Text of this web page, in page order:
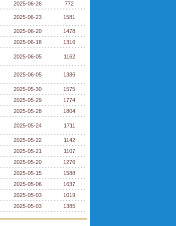
2025-06-26 772
2025-06-23 1581
2025-06-20
1478
2025-06-18 1316
2025-06-05 1162
2025-06-05 1386
2025-05-30
1575
2025-05-29
1774
2025-05-28 1804
2025-05-24 1711
2025-05-22
1142
2025-05-21
1107
2025-05-20
1276
2025-05-15
1588
2025-05-06
1637
2025-05-03
1019
2025-05-03 1385